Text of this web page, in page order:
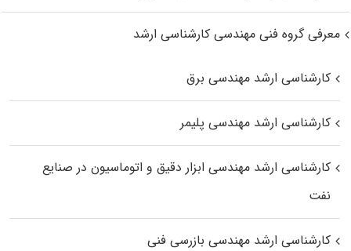
معرفی گروه فنی مهندسی کارشناسی ارشد
کارشناسی ارشد مهندسی برق
کارشناسی ارشد مهندسی پلیمر
کارشناسی ارشد مهندسی ابزار دقیق و اتوماسیون در صنایع
نفت
کارشناسی ارشد مهندسی بازرسی فنی